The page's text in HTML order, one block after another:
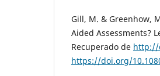
Gill, M. & Greenhow,
Aided Assessments?
Recuperado de http://
https://doi.org/